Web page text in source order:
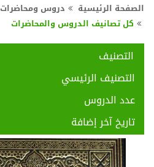
الصفحة الرئيسية
دروس ومحاضرات
كل تصانيف الدروس والمحاضرات
التصنيف
التصنيف الرئيسي
عدد الدروس
تاريخ آخر إضافة